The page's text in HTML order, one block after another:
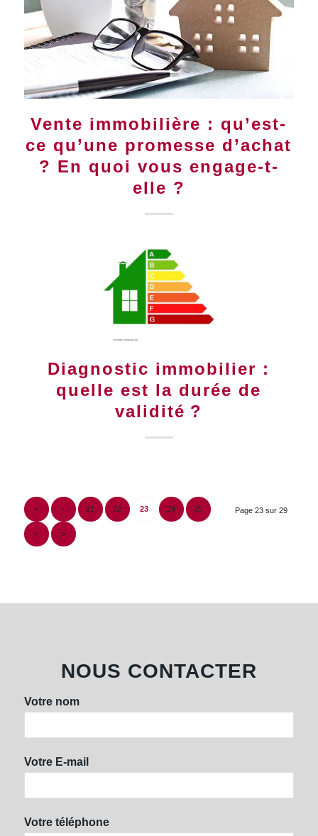
Vente immobilière : qu’est-
ce qu’une promesse d’achat
? En quoi vous engage-t-
elle ?
Diagnostic immobilier :
quelle est la durée de
validité ?
Page 23 sur 29
« ‹ 21 22 23 24 25
› »
NOUS CONTACTER
Votre nom
Votre E-mail
Votre téléphone